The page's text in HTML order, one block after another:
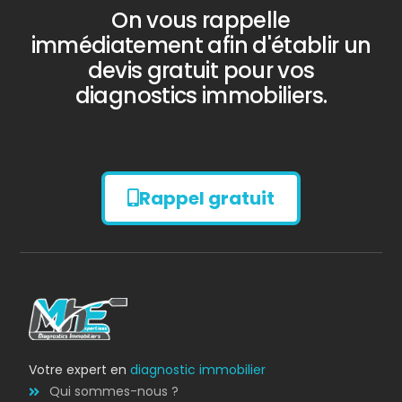
Diagnostic
AMIANTE
On vous rappelle
immédiatement afin d'établir un
devis gratuit pour vos
diagnostics immobiliers.
Rappel gratuit
Votre expert endiagnostic immobilier
Qui sommes-nous ?